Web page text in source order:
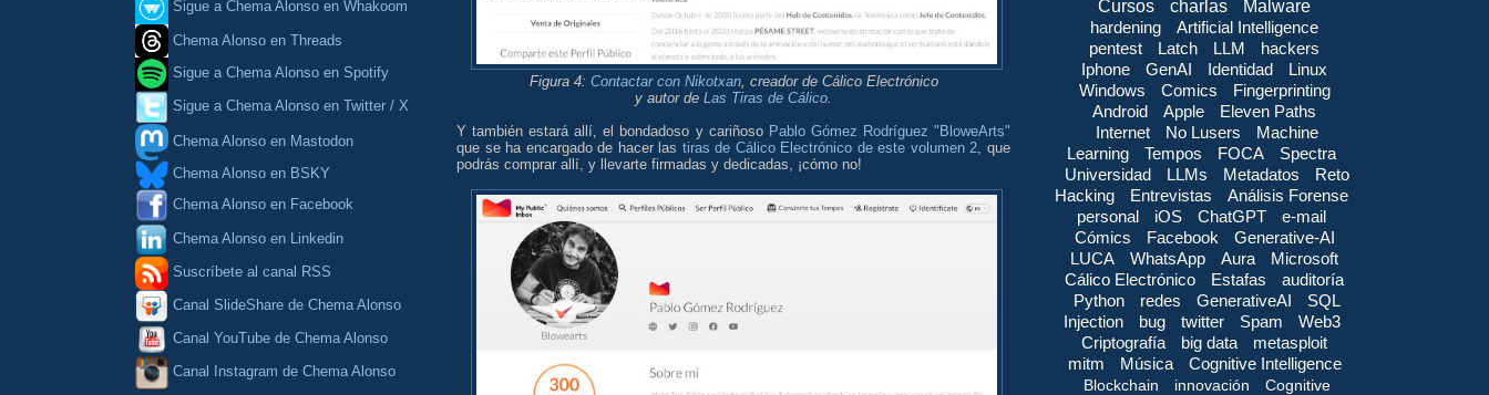
Sigue a Chema Alonso en Whakoom
Chema Alonso en Threads
Sigue a Chema Alonso en Spotify
Sigue a Chema Alonso en Twitter / X
Chema Alonso en Mastodon
Chema Alonso en BSKY
Chema Alonso en Facebook
Chema Alonso en Linkedin
Suscríbete al canal RSS
Canal SlideShare de Chema Alonso
Canal YouTube de Chema Alonso
Canal Instagram de Chema Alonso
Figura 4: Contactar con Nikotxan, creador de Cálico Electrónico
y autor de Las Tiras de Cálico
Y también estará allí, el bondadoso y cariñoso Pablo Gómez Rodríguez "BloweArts"
que se ha encargado de hacer las tiras de Cálico Electrónico de este volumen 2 , que
podrás comprar allí, y llevarte firmadas y dedicadas, ¡cómo no!
Cursos
charlas
Malware
hardening
Artificial Intelligence
pentest
Latch LLM
hackers
Iphone
GenAI Identidad
Linux
Windows
Comics
Fingerprinting
Android
Apple
Eleven Paths
Internet
No Lusers
Machine
Learning
Tempos FOCA
Spectra
Universidad
LLMs Metadatos
Reto
Hacking
Entrevistas
Análisis Forense
personal
iOS ChatGPT
e-mail
Cómics
Facebook
Generative-AI
LUCA
WhatsApp Aura
Microsoft
Cálico Electrónico
Estafas
auditoría
Python
redes GenerativeAI
SQL
Injection
bug twitter Spam
Web3
Criptografía
big data
metasploit
mitm
Música Cognitive Intelligence
Blockchain innovación
Cognitive